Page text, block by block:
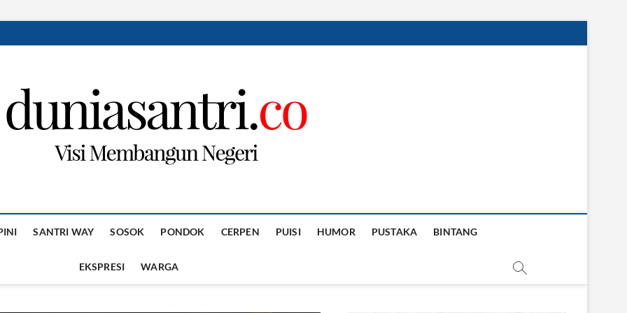
SANTRI WAY SOSOK PONDOK CERPEN PUISI HUMOR PUSTAKA BINTANG
EKSPRESI WARGA